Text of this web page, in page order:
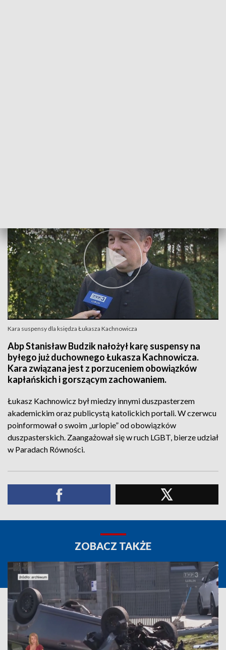
Kara suspensy dla księdza Łukasza Kachnowicza
Abp Stanisław Budzik nałożył karę suspensy na
byłego już duchownego Łukasza Kachnowicza.
Kara związana jest z porzuceniem obowiązków
kapłańskich i gorszącym zachowaniem.
Łukasz Kachnowicz był miedzy innymi duszpasterzem
akademickim oraz publicystą katolickich portali. W czerwcu
poinformował o swoim „urlopie” od obowiązków
duszpasterskich. Zaangażował się w ruch LGBT, bierze udział
w Paradach Równości.
ZOBACZ TAKŻE